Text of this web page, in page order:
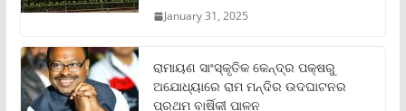
January 31, 2025
ରାମାୟଣ ସାଂସ୍କୃତିକ କେନ୍ଦ୍ର ପକ୍ଷରୁ
ଅଯୋଧ୍ୟାରେ ରାମ ମନ୍ଦିର ଉଦଘାଟନର
ପ୍ରଥମ ବାର୍ଷିକୀ ପାଳନ